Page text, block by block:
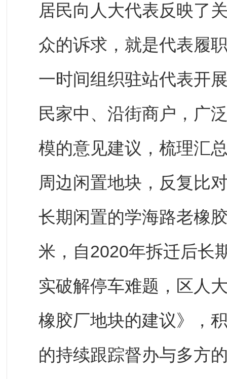
居民向人大代表反映了
众的诉求，就是代表履
一时间组织驻站代表开
民家中、沿街商户，广
模的意见建议，梳理汇
周边闲置地块，反复比
长期闲置的学海路老橡
米，自2020年拆迁后长
实破解停车难题，区人
橡胶厂地块的建议》，
的持续跟踪督办与多方